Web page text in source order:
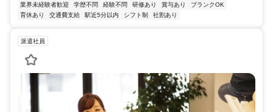
業界未経験者歓迎 学歴不問 経験不問 研修あり 賞与あり
ブランクOK
育休あり
交通費支給 駅近5分以内 シフト制 社割あり
派遣社員